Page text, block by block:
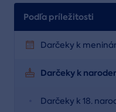
Podľa príležitosti
Darčeky k
Darčeky k
Darčeky k 18.